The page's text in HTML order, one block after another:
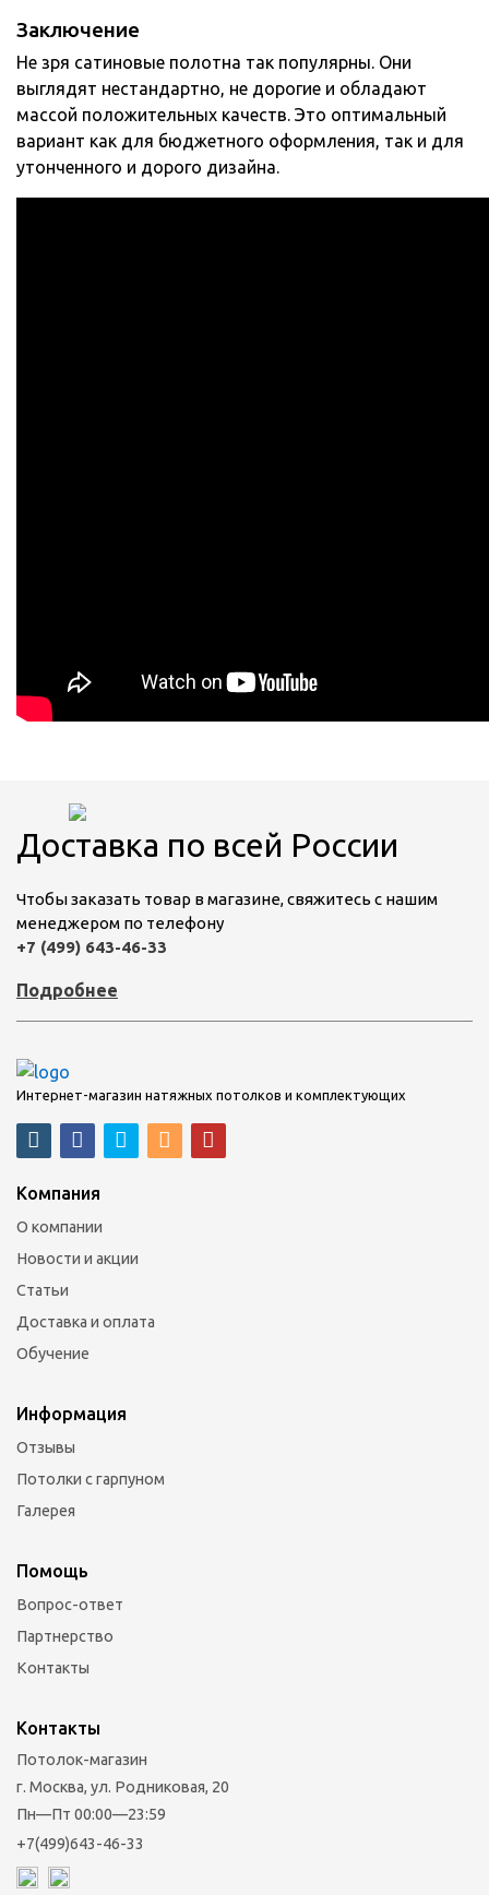
Заключение
Не зря сатиновые полотна так популярны. Они
выглядят нестандартно, не дорогие и обладают
массой положительных качеств. Это оптимальный
вариант как для бюджетного оформления, так и для
утонченного и дорого дизайна.
Доставка по всей России
Чтобы заказать товар в магазине, свяжитесь с нашим
менеджером по телефону
+7 (499) 643-46-33
Подробнее
Интернет-магазин натяжных потолков и комплектующих
Компания
О компании
Новости и акции
Статьи
Доставка и оплата
Обучение
Информация
Отзывы
Потолки с гарпуном
Галерея
Помощь
Вопрос-ответ
Партнерство
Контакты
Контакты
Потолок-магазин
г. Москва, ул. Родниковая, 20
Пн—Пт 00:00—23:59
+7(499)643-46-33